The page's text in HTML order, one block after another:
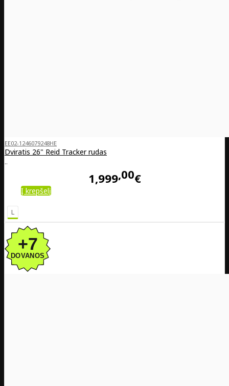
EE02-1246079248HE
Dviratis 26" Reid Tracker rudas
..
1,999 00€
Į krepšelį
L